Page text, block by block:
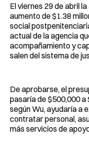
El viernes 29 de abril
aumento de $1.38
social
actual de laagencia
acompañamiento y
salen del sistema de
De aprobarse, el
pasaría de $500,000 a
según Wu, ayudaría a
contratar personal,
más servicios de